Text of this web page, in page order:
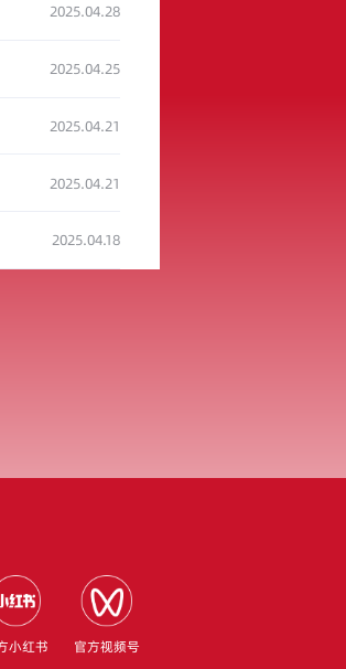
2025.04.28
2025.04.25
2025.04.21
2025.04.21
2025.04.18
小红书 官方视频号